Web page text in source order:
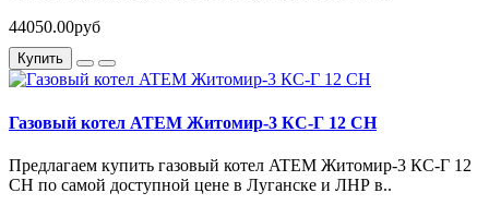
44050.00руб
Купить
Газовый котел ATEM Житомир-3 КС-Г 12 СН
Предлагаем купить газовый котел ATEM Житомир-3 КС-Г 12
СН по самой доступной цене в Луганске и ЛНР в..